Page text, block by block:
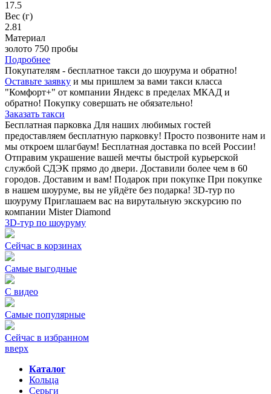
17.5
Вес (г)
2.81
Материал
золото 750 пробы
Подробнее
Покупателям - бесплатное такси до шоурума и обратно!
Оставьте заявку и мы пришлем за вами такси класса
"Комфорт+" от компании Яндекс в пределах МКАД и
обратно! Покупку совершать не обязательно!
Заказать такси
Бесплатная парковка Для наших любимых гостей
предоставляем бесплатную парковку! Просто позвоните нам и
мы откроем шлагбаум! Бесплатная доставка по всей России!
Отправим украшение вашей мечты быстрой курьерской
службой СДЭК прямо до двери. Доставили более чем в 60
городов. Доставим и вам! Подарок при покупке При покупке
в нашем шоуруме, вы не уйдёте без подарка! 3D-тур по
шоуруму Приглашаем вас на вирутальную экскурсию по
компании Mister Diamond
3D-тур по шоуруму
Сейчас в корзинах
Самые выгодные
С видео
Самые популярные
Сейчас в избранном
вверх
Каталог
Кольца
Серьги